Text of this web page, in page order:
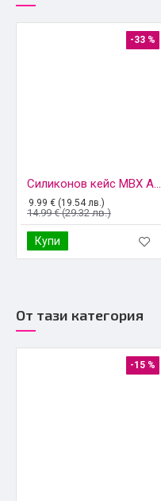
-33 %
Силиконов кейс MBX Acrylic Carbon, За iPhone 16 (6.1), Черен
9.99 € (19.54 лв.)
14.99 € (29.32 лв.)
Купи
От тази категория
-15 %